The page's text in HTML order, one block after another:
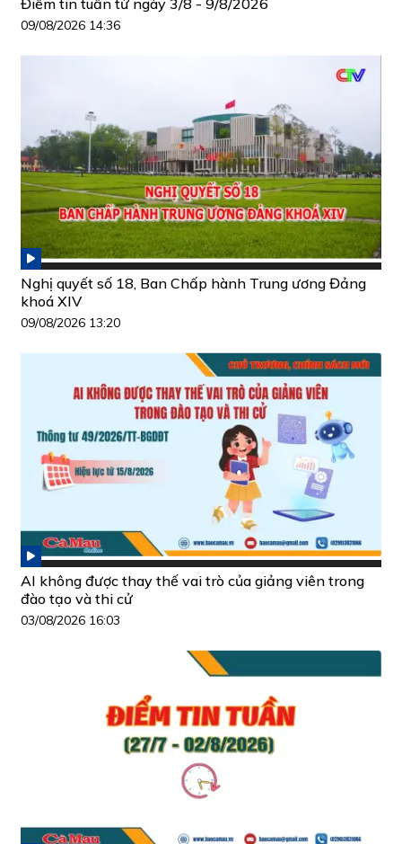
09/08/2026 14:36
Nghị quyết số 18, Ban Chấp hành Trung ương Đảng
khoá XIV
09/08/2026 13:20
AI không được thay thế vai trò của giảng viên trong
đào tạo và thi cử
03/08/2026 16:03